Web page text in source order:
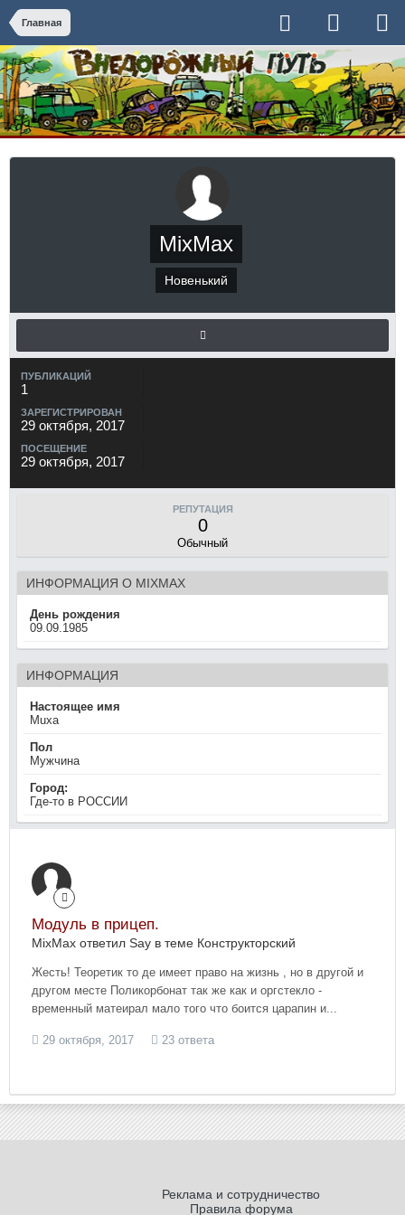
Главная
MixMax
Новенький
ПУБЛИКАЦИЙ
1
ЗАРЕГИСТРИРОВАН
29 октября, 2017
ПОСЕЩЕНИЕ
29 октября, 2017
РЕПУТАЦИЯ
0
Обычный
ИНФОРМАЦИЯ О MIXMAX
День рождения
09.09.1985
ИНФОРМАЦИЯ
Настоящее имя
Muxa
Пол
Мужчина
Город:
Где-то в РОССИИ
Модуль в прицеп.
MixMax ответил Say в теме Конструкторский
Жесть! Теоретик то де имеет право на жизнь , но в другой и
другом месте Поликорбонат так же как и оргстекло -
временный матеирал мало того что боится царапин и...
29 октября, 2017 23 ответа
Реклама и сотрудничество
Правила форума